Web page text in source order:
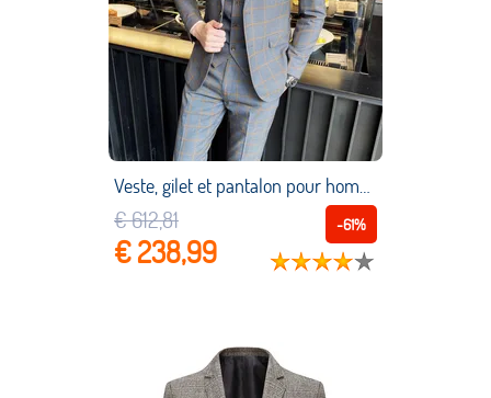
Veste, gilet et pantalon pour homme, costume de bal de mariage, coupe cintrée, 3 pièces
-61%
€ 612,81
€ 238,99